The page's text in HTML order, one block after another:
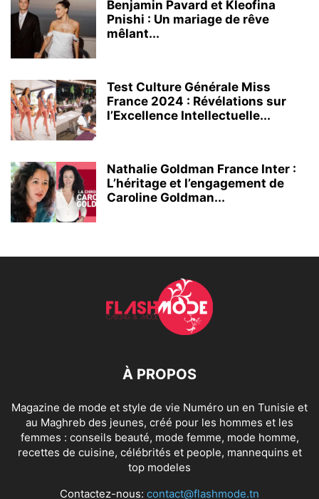
Benjamin Pavard et Kleofina
Pnishi : Un mariage de rêve
mêlant...
Test Culture Générale Miss
France 2024 : Révélations sur
l’Excellence Intellectuelle...
Nathalie Goldman France Inter :
L’héritage et l’engagement de
Caroline Goldman...
À PROPOS
Magazine de mode et style de vie Numéro un en Tunisie et
au Maghreb des jeunes, créé pour les hommes et les
femmes : conseils beauté, mode femme, mode homme,
recettes de cuisine, célébrités et people, mannequins et
top modeles
Contactez-nous: contact@flashmode.tn